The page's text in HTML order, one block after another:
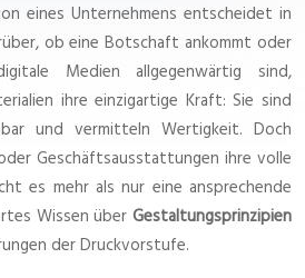
eines Unternehmens entscheidet in
ob eine Botschaft ankommt oder
Medien allgegenwärtig sind,
ihre einzigartige Kraft: Sie sind
und vermitteln Wertigkeit. Doch
Geschäftsausstattungen ihre volle
es mehr als nur eine ansprechende
Wissen über Gestaltungsprinzipien
der Druckvorstufe.